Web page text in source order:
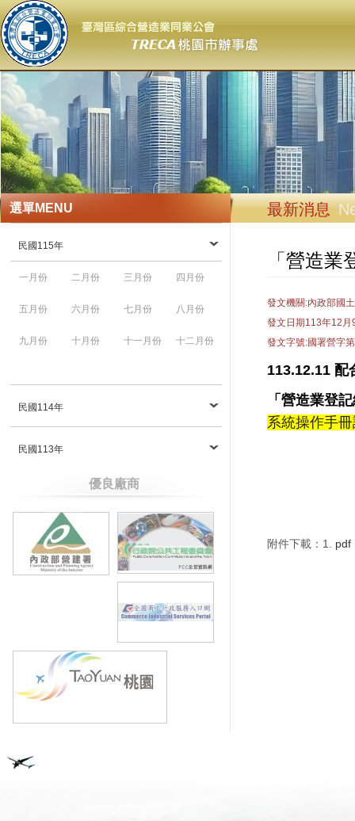
選單MENU
民國115年
一月份 二月份 三月份 四月份
五月份 六月份 七月份 八月份
九月份 十月份 十一月份 十二月份
民國114年
民國113年
優良廠商
最新消息
「營造
發文機關:內政部國
發文日期113年12月
發文字號:國署營字
113.12.11 配
「營造業登
系統操作手
附件下載：1. pdf